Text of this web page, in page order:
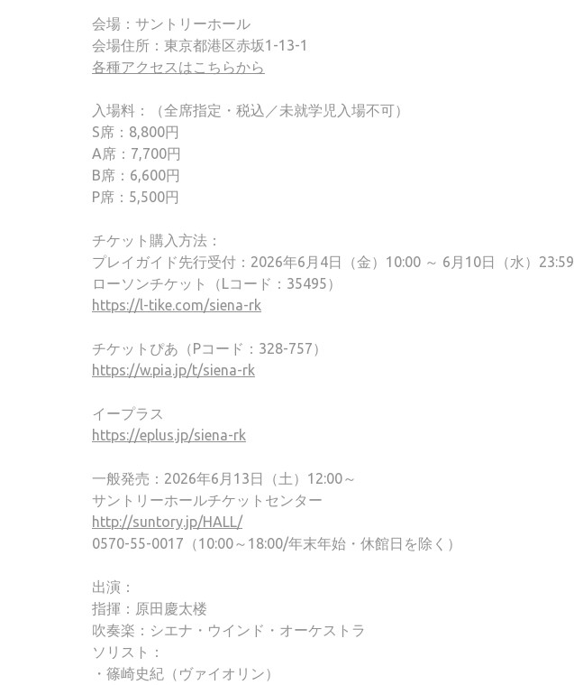
会場：サントリーホール
会場住所：東京都港区赤坂1-13-1
各種アクセスはこちらから
入場料：（全席指定・税込／未就学児入場不可）
S席：8,800円
A席：7,700円
B席：6,600円
P席：5,500円
チケット購入方法：
プレイガイド先行受付：2026年6月4日（金）10:00 ～ 6月10日（水）23:59
ローソンチケット（Lコード：35495）
https://l-tike.com/siena-rk
チケットぴあ（Pコード：328-757）
https://w.pia.jp/t/siena-rk
イープラス
https://eplus.jp/siena-rk
一般発売：2026年6月13日（土）12:00～
サントリーホールチケットセンター
http://suntory.jp/HALL/
0570-55-0017（10:00～18:00/年末年始・休館日を除く）
出演：
指揮：原田慶太楼
吹奏楽：シエナ・ウインド・オーケストラ
ソリスト：
・篠崎史紀（ヴァイオリン）